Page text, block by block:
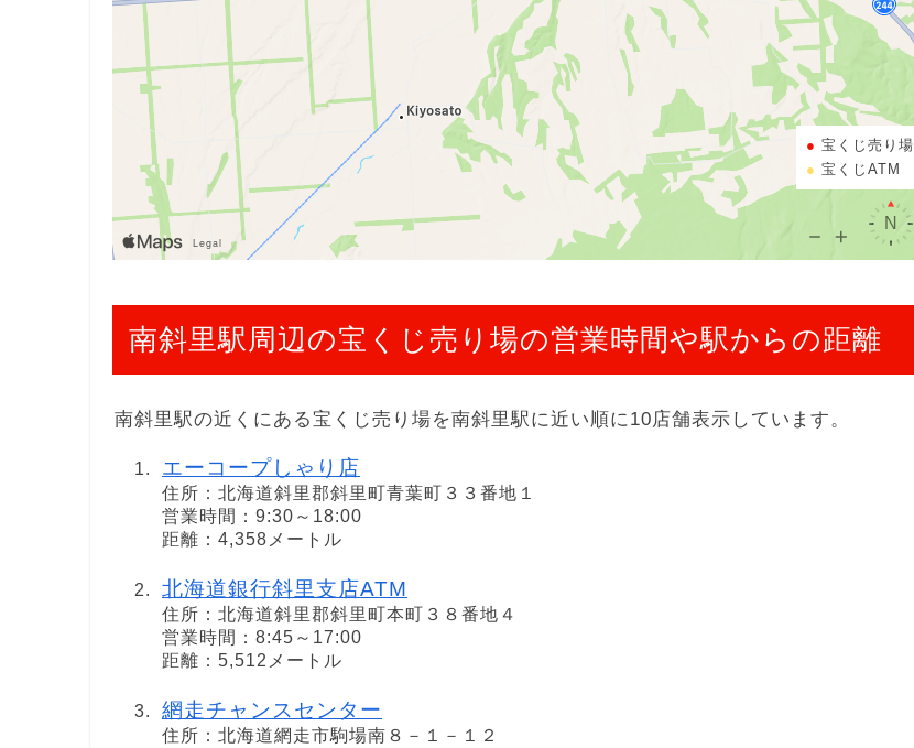
宝くじ売り場
宝くじATM
南斜里駅周辺の宝くじ売り場の営業時間や駅からの距離
南斜里駅の近くにある宝くじ売り場を南斜里駅に近い順に10店舗表示しています。
エーコープしゃり店
住所：北海道斜里郡斜里町青葉町３３番地１
営業時間：9:30～18:00
距離：4,358メートル
北海道銀行斜里支店ATM
住所：北海道斜里郡斜里町本町３８番地４
営業時間：8:45～17:00
距離：5,512メートル
網走チャンスセンター
住所：北海道網走市駒場南８－１－１２